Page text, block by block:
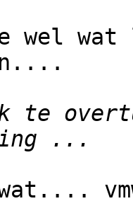
wel wat
te